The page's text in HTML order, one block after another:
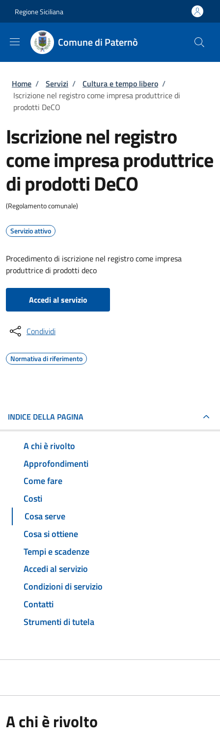
Regione Siciliana
Comune di Paternò
Briciole di pane
Home / Servizi / Cultura e tempo libero /
Iscrizione nel registro come impresa produttrice di
prodotti DeCO
Iscrizione nel registro
come impresa produttrice
di prodotti DeCO
(Regolamento comunale)
Servizio attivo
Procedimento di iscrizione nel registro come impresa
produttrice di prodotti deco
Accedi al servizio
Condividi
Normativa di riferimento
INDICE DELLA PAGINA
A chi è rivolto
Approfondimenti
Come fare
Costi
Cosa serve
Cosa si ottiene
Tempi e scadenze
Accedi al servizio
Condizioni di servizio
Contatti
Strumenti di tutela
A chi è rivolto